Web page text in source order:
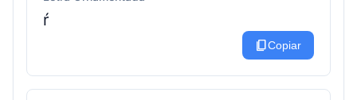
ŕ
content_copyCopiar